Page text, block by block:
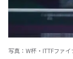
写真：W杯・ITTFファ